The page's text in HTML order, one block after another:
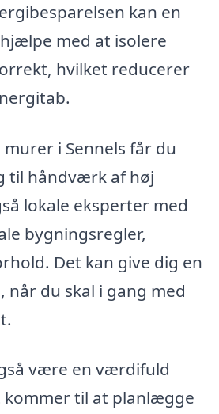
kan en
med at isolere
hvilket reducerer
i Sennels får du
til håndværk af høj
lokale eksperter med
bygningsregler,
Det kan give dig en
når du skal i gang med
være en værdifuld
kommer til at planlægge